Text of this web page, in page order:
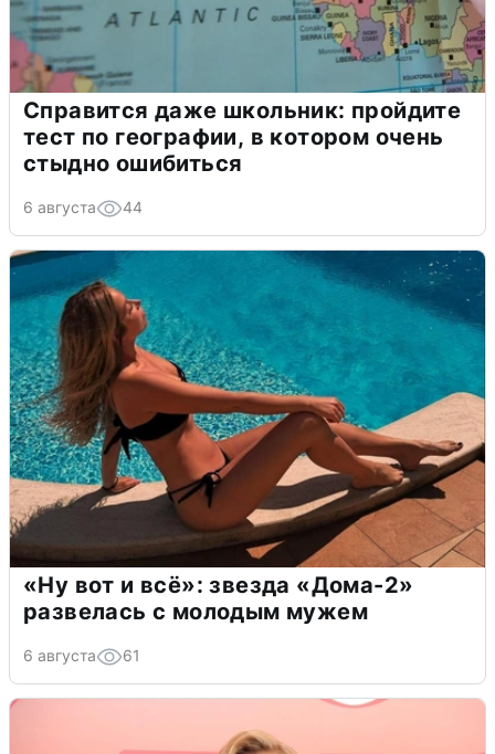
Справится даже школьник: пройдите
тест по географии, в котором очень
стыдно ошибиться
6 августа 44
«Ну вот и всё»: звезда «Дома-2»
развелась с молодым мужем
6 августа 61